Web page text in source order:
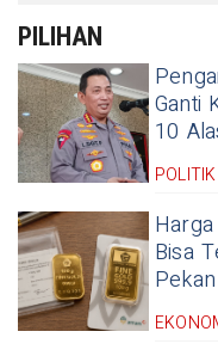
PILIHAN
Ganti
10
POLITIK
Bisa